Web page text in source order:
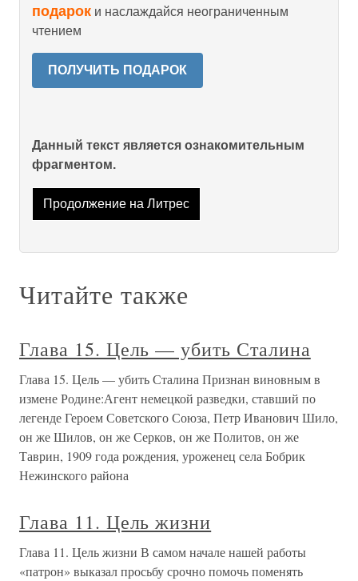
подарок и наслаждайся неограниченным
чтением
ПОЛУЧИТЬ ПОДАРОК
Данный текст является ознакомительным
фрагментом.
Продолжение на Литрес
Читайте также
Глава 15. Цель — убить Сталина
Глава 15. Цель — убить Сталина Признан виновным в
измене Родине:Агент немецкой разведки, ставший по
легенде Героем Советского Союза, Петр Иванович Шило,
он же Шилов, он же Серков, он же Политов, он же
Таврин, 1909 года рождения, уроженец села Бобрик
Нежинского района
Глава 11. Цель жизни
Глава 11. Цель жизни В самом начале нашей работы
«патрон» выказал просьбу срочно помочь поменять